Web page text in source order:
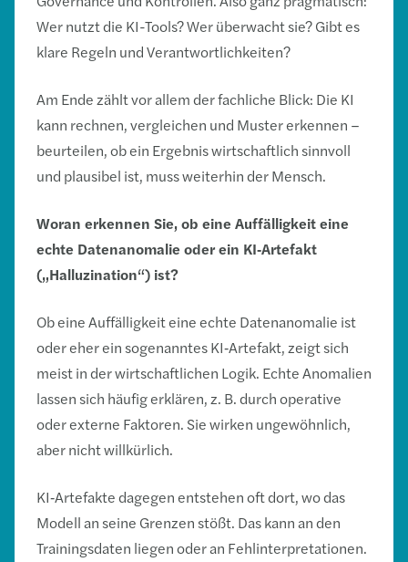
Wer nutzt die KI-Tools? Wer überwacht sie? Gibt es
klare Regeln und Verantwortlichkeiten?
Am Ende zählt vor allem der fachliche Blick: Die KI
kann rechnen, vergleichen und Muster erkennen –
beurteilen, ob ein Ergebnis wirtschaftlich sinnvoll
und plausibel ist, muss weiterhin der Mensch.
Woran erkennen Sie, ob eine Auffälligkeit eine
echte Datenanomalie oder ein KI‑Artefakt
(„Halluzination“) ist?
Ob eine Auffälligkeit eine echte Datenanomalie ist
oder eher ein sogenanntes KI‑Artefakt, zeigt sich
meist in der wirtschaftlichen Logik. Echte Anomalien
lassen sich häufig erklären, z. B. durch operative
oder externe Faktoren. Sie wirken ungewöhnlich,
aber nicht willkürlich.
KI‑Artefakte dagegen entstehen oft dort, wo das
Modell an seine Grenzen stößt. Das kann an den
Trainingsdaten liegen oder an Fehlinterpretationen.